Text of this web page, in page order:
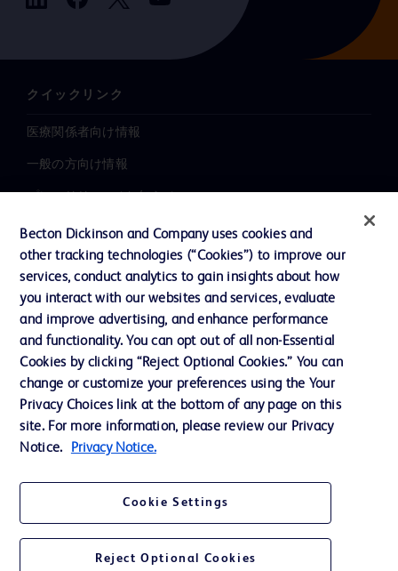
クイックリンク
医療関係者向け情報
一般の方向け情報
プレスリリース / お知らせ
インクルージョン、ダイバー
シティ ＆ エクイティ
投資家向け情報（英語）
会社案内
お問い合わせ
Cookie Preferences
プライバシーポリシー
Becton Dickinson and Company uses cookies and
other tracking technologies (“Cookies”) to improve our
services, conduct analytics to gain insights about how
you interact with our websites and services, evaluate
and improve advertising, and enhance performance
and functionality. You can opt out of all non-Essential
Cookies by clicking “Reject Optional Cookies.” You can
change or customize your preferences using the Your
Privacy Choices link at the bottom of any page on this
site. For more information, please review our Privacy
Notice.
Privacy Notice.
Cookie Settings
Reject Optional Cookies